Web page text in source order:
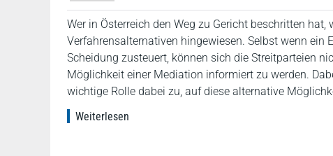
Wer in Österreich den Weg zu Gericht beschritten
Verfahrensalternativen hingewiesen. Selbst wenn
Scheidung zusteuert, können sich die Streitparteien
Möglichkeit einer Mediation informiert zu werden.
wichtige Rolle dabei zu, auf diese alternative
Weiterlesen